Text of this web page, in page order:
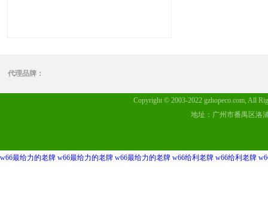
代理品牌：
Copyright © 2003-2022 gzhopeco.com, All
地址：广州市番禺区洛
w66最给力的老牌 w66最给力的老牌 w66最给力的老牌 w66给利老牌 w66给利老牌